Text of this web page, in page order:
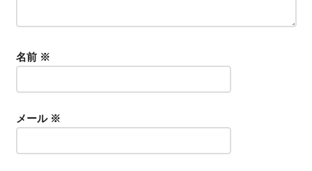
名前 ※
メール ※